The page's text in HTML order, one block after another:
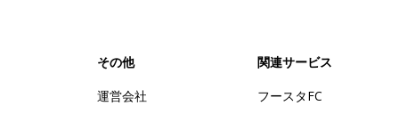
その他
運営会社
関連サービス
フースタFC